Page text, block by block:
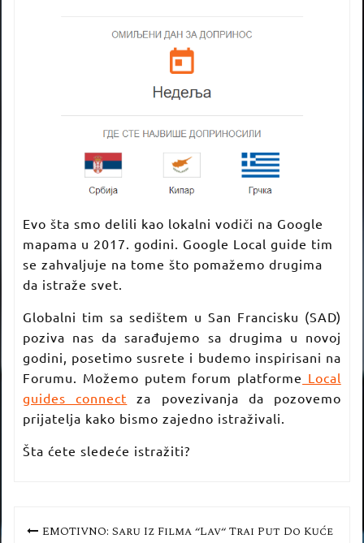
Evo šta smo delili kao lokalni vodiči na Google
mapama u 2017. godini. Google Local guide tim
se zahvaljuje na tome što pomažemo drugima
da istraže svet.
Globalni tim sa sedištem u San Francisku (SAD)
poziva nas da sarađujemo sa drugima u novoj
godini, posetimo susrete i budemo inspirisani na
Forumu. Možemo putem forum platforme Local
guides connect za povezivanja da pozovemo
prijatelja kako bismo zajedno istraživali.
Šta ćete sledeće istražiti?
Кретање
EMOTIVNO: Saru Iz Filma “Lav“ Traži Put Do Kuće